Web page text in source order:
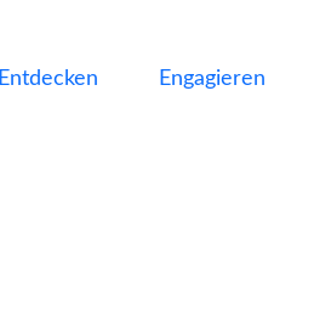
Entdecken Engagieren